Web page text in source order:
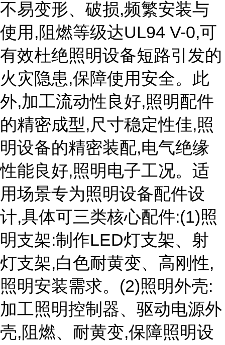
不易变形、破损,频繁安装与
使用,阻燃等级达UL94 V-0,可
有效杜绝照明设备短路引发的
火灾隐患,保障使用安全。此
外,加工流动性良好,照明配件
的精密成型,尺寸稳定性佳,照
明设备的精密装配,电气绝缘
性能良好,照明电子工况。适
用场景专为照明设备配件设
计,具体可三类核心配件:(1)照
明支架:制作LED灯支架、射
灯支架,白色耐黄变、高刚性,
照明安装需求。(2)照明外壳:
加工照明控制器、驱动电源外
壳,阻燃、耐黄变,保障照明设